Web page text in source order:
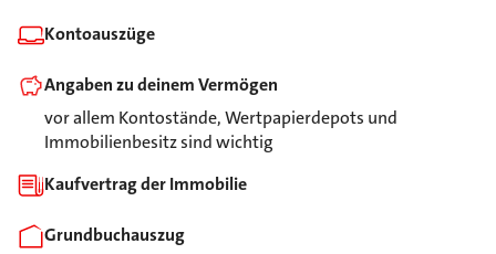
Kontoauszüge
Angaben zu deinem Vermögen
vor allem Kontostände, Wertpapierdepots und
Immobilienbesitz sind wichtig
Kaufvertrag der Immobilie
Grundbuchauszug